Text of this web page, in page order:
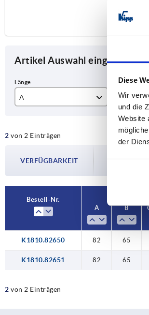
Diese
Wir
und die
Website
der
Artikel Auswahl eingrenzen
A
65
2 von 2 Einträgen
VERFÜGBARKEIT
Im finalen
Bestell-Nr.
A
B
K1810.82650 82 65
K1810.82651 82 65
2 von 2 Einträgen